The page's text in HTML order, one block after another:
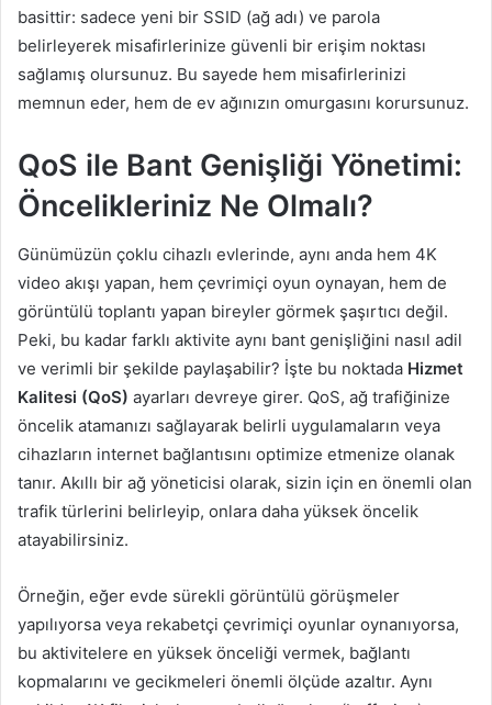
basittir: sadece yeni bir SSID (ağ adı) ve parola
belirleyerek misafirlerinize güvenli bir erişim noktası
sağlamış olursunuz. Bu sayede hem misafirlerinizi
memnun eder, hem de ev ağınızın omurgasını korursunuz.
QoS ile Bant Genişliği Yönetimi:
Öncelikleriniz Ne Olmalı?
Günümüzün çoklu cihazlı evlerinde, aynı anda hem 4K
video akışı yapan, hem çevrimiçi oyun oynayan, hem de
görüntülü toplantı yapan bireyler görmek şaşırtıcı değil.
Peki, bu kadar farklı aktivite aynı bant genişliğini nasıl adil
ve verimli bir şekilde paylaşabilir? İşte bu noktada Hizmet
Kalitesi (QoS) ayarları devreye girer. QoS, ağ trafiğinize
öncelik atamanızı sağlayarak belirli uygulamaların veya
cihazların internet bağlantısını optimize etmenize olanak
tanır. Akıllı bir ağ yöneticisi olarak, sizin için en önemli olan
trafik türlerini belirleyip, onlara daha yüksek öncelik
atayabilirsiniz.
Örneğin, eğer evde sürekli görüntülü görüşmeler
yapılıyorsa veya rekabetçi çevrimiçi oyunlar oynanıyorsa,
bu aktivitelere en yüksek önceliği vermek, bağlantı
kopmalarını ve gecikmeleri önemli ölçüde azaltır. Aynı